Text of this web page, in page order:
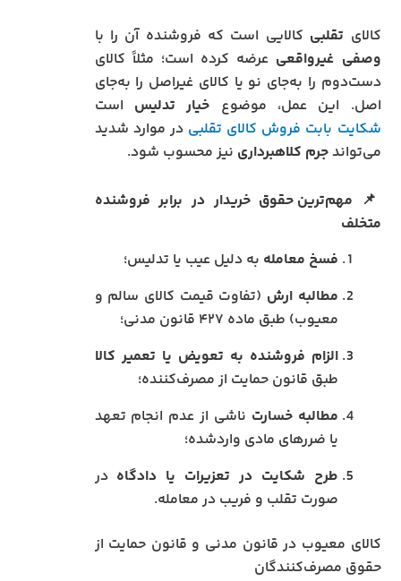
کالای تقلبی کالایی است که فروشنده آن را با
وصفی غیرواقعی عرضه کرده است؛ مثلاً کالای
دست‌دوم را به‌جای نو یا کالای غیراصل را به‌جای
اصل. این عمل، موضوع خیار تدلیس است
شکایت بابت فروش کالای تقلبی در موارد شدید
می‌تواندجرم کلاهبرداری نیز محسوب شود.
📌 مهم‌ترین حقوق خریدار در برابر فروشنده
متخلف
فسخ معامله به دلیل عیب یا تدلیس؛
مطالبه ارش (تفاوت قیمت کالای سالم و
معیوب) طبق ماده ۴۲۷ قانون مدنی؛
الزام فروشنده به تعویض یا تعمیر کالا
طبق قانون حمایت از مصرف‌کننده؛
مطالبه خسارت ناشی از عدم انجام تعهد
یا ضررهای مادی واردشده؛
طرح شکایت در تعزیرات یا دادگاه در
صورت تقلب و فریب در معامله.
کالای معیوب در قانون مدنی و قانون حمایت از
حقوق مصرف‌کنندگان